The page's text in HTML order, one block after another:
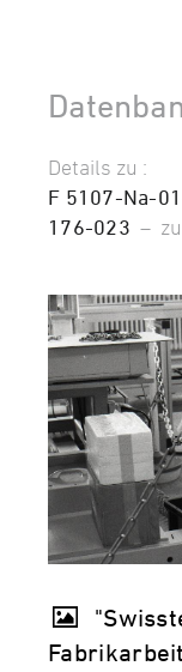
Details zu :
F 5107-Na-
176-023 –